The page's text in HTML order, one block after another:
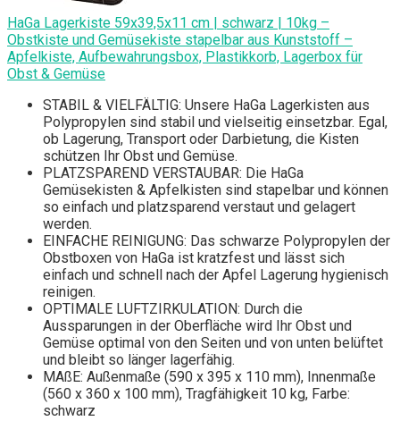
HaGa Lagerkiste 59x39,5x11 cm | schwarz | 10kg –
Obstkiste und Gemüsekiste stapelbar aus Kunststoff –
Apfelkiste, Aufbewahrungsbox, Plastikkorb, Lagerbox für
Obst & Gemüse
STABIL & VIELFÄLTIG: Unsere HaGa Lagerkisten aus
Polypropylen sind stabil und vielseitig einsetzbar. Egal,
ob Lagerung, Transport oder Darbietung, die Kisten
schützen Ihr Obst und Gemüse.
PLATZSPAREND VERSTAUBAR: Die HaGa
Gemüsekisten & Apfelkisten sind stapelbar und können
so einfach und platzsparend verstaut und gelagert
werden.
EINFACHE REINIGUNG: Das schwarze Polypropylen der
Obstboxen von HaGa ist kratzfest und lässt sich
einfach und schnell nach der Apfel Lagerung hygienisch
reinigen.
OPTIMALE LUFTZIRKULATION: Durch die
Aussparungen in der Oberfläche wird Ihr Obst und
Gemüse optimal von den Seiten und von unten belüftet
und bleibt so länger lagerfähig.
MAßE: Außenmaße (590 x 395 x 110 mm), Innenmaße
(560 x 360 x 100 mm), Tragfähigkeit 10 kg, Farbe:
schwarz